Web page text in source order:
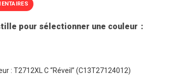
pour sélectionner une couleur
: T2712XL C “Réveil” (C13T27124012)